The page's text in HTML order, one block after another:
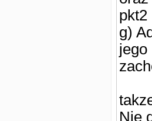
pkt2
g)
jego
Nie